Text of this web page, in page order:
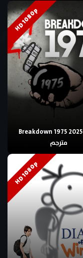
HD 1080p
فيلم Breakdown 1975 2025
مترجم
HD 1080p